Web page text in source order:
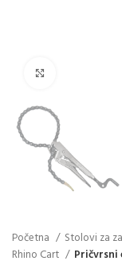
Početna Stolovi za
Rhino Cart
Pričvrsni